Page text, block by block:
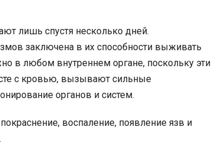
лишь спустя несколько дней.
заключена в их способности выживать
в любом внутреннем органе, поскольку эти
с кровью, вызывают сильные
органов и систем.
воспаление, появление язв и